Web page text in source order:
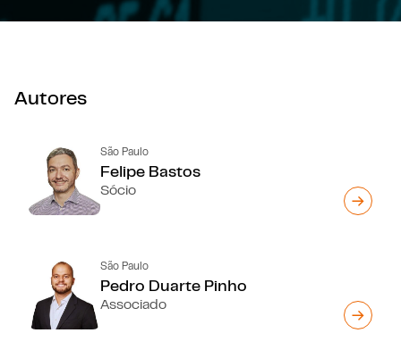
Autores
São Paulo
Felipe Bastos
Sócio
São Paulo
Pedro Duarte Pinho
Associado